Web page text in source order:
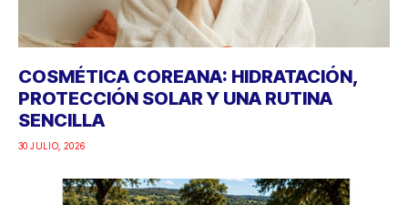
COSMÉTICA COREANA: HIDRATACIÓN,
PROTECCIÓN SOLAR Y UNA RUTINA
SENCILLA
30 JULIO, 2026